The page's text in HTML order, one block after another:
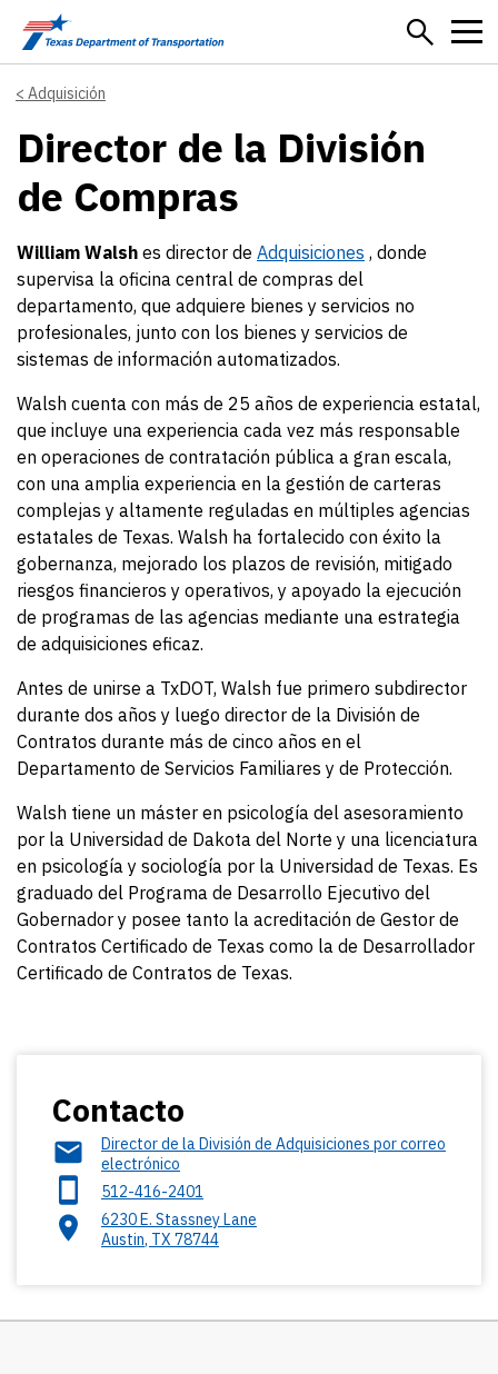
Skip to main content
Adquisición
Director de la División
de Compras
William Walsh es director de Adquisiciones , donde
supervisa la oficina central de compras del
departamento, que adquiere bienes y servicios no
profesionales, junto con los bienes y servicios de
sistemas de información automatizados.
Walsh cuenta con más de 25 años de experiencia estatal,
que incluye una experiencia cada vez más responsable
en operaciones de contratación pública a gran escala,
con una amplia experiencia en la gestión de carteras
complejas y altamente reguladas en múltiples agencias
estatales de Texas. Walsh ha fortalecido con éxito la
gobernanza, mejorado los plazos de revisión, mitigado
riesgos financieros y operativos, y apoyado la ejecución
de programas de las agencias mediante una estrategia
de adquisiciones eficaz.
Antes de unirse a TxDOT, Walsh fue primero subdirector
durante dos años y luego director de la División de
Contratos durante más de cinco años en el
Departamento de Servicios Familiares y de Protección.
Walsh tiene un máster en psicología del asesoramiento
por la Universidad de Dakota del Norte y una licenciatura
en psicología y sociología por la Universidad de Texas. Es
graduado del Programa de Desarrollo Ejecutivo del
Gobernador y posee tanto la acreditación de Gestor de
Contratos Certificado de Texas como la de Desarrollador
Certificado de Contratos de Texas.
Contacto
Director de la División de Adquisiciones por correo
electrónico
512-416-2401
6230 E. Stassney Lane
Austin, TX 78744